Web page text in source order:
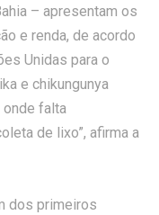
– apresentam os
e renda, de acordo
Unidas para o
e chikungunya
falta
de lixo”, afirma a
dos primeiros